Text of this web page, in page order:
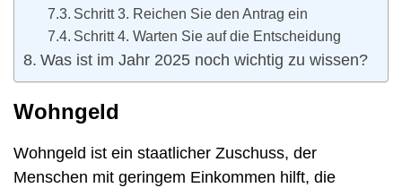
Schritt 3. Reichen Sie den Antrag ein
Schritt 4. Warten Sie auf die Entscheidung
Was ist im Jahr 2025 noch wichtig zu wissen?
Wohngeld
Wohngeld ist ein staatlicher Zuschuss, der
Menschen mit geringem Einkommen hilft, die